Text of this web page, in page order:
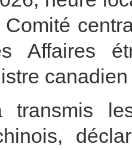
Affaires